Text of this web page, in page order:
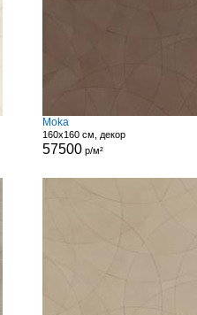
Moka
160x160 см, декор
57500 р/м²